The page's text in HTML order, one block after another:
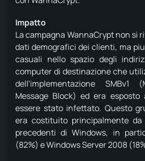
Impatto
La campagna WannaCrypt non si
dati demografici dei clienti, ma
casuali nello spazio degli
computer di destinazione che
dell'implementazione SMBv1
Message Block) ed era
essere stato infettato. Questo
era costituito principalmente
precedenti di Windows, in
(82%) e Windows Server 2008